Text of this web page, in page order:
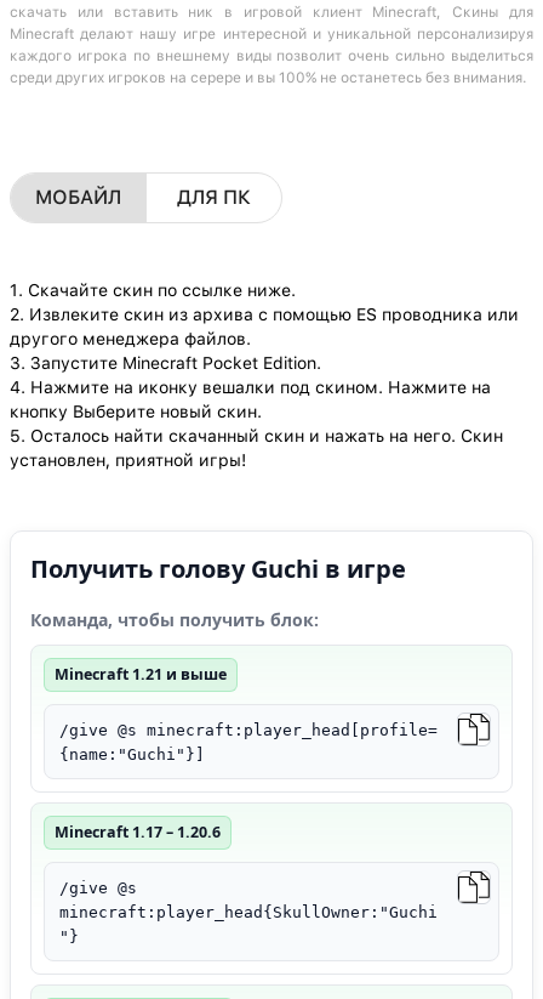
скачать или вставить ник в игровой клиент Minecraft, Скины для
Minecraft делают нашу игре интересной и уникальной персонализируя
каждого игрока по внешнему виды позволит очень сильно выделиться
среди других игроков на серере и вы 100% не останетесь без внимания.
МОБАЙЛ ДЛЯ ПК
1. Скачайте скин по ссылке ниже.
2. Извлеките скин из архива с помощью ES проводника или
другого менеджера файлов.
3. Запустите Minecraft Pocket Edition.
4. Нажмите на иконку вешалки под скином. Нажмите на
кнопку Выберите новый скин.
5. Осталось найти скачанный скин и нажать на него. Скин
установлен, приятной игры!
Получить голову Guchi в игре
Команда, чтобы получить блок:
Minecraft 1.21 и выше
/give @s minecraft:player_head[profile=
{name:"Guchi"}]
Minecraft 1.17 – 1.20.6
/give @s
minecraft:player_head{SkullOwner:"Guchi
"}